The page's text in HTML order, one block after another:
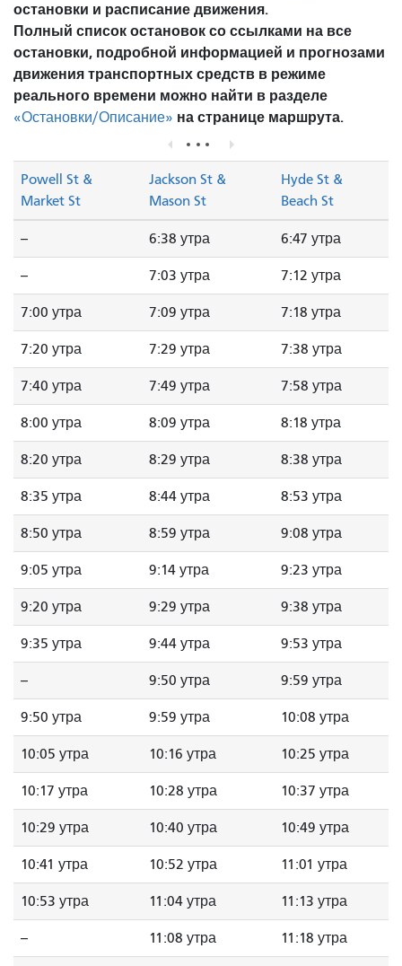
остановки и расписание движения.
Полный список остановок со ссылками на все
остановки, подробной информацией и прогнозами
движения транспортных средств в режиме
реального времени можно найти в разделе
«Остановки/Описание» на странице маршрута.
Powell St &
Market St
Jackson St &
Mason St
Hyde St &
Beach St
-- 6:38 утра 6:47 утра
-- 7:03 утра 7:12 утра
7:00 утра 7:09 утра 7:18 утра
7:20 утра 7:29 утра 7:38 утра
7:40 утра 7:49 утра 7:58 утра
8:00 утра 8:09 утра 8:18 утра
8:20 утра 8:29 утра 8:38 утра
8:35 утра 8:44 утра 8:53 утра
8:50 утра 8:59 утра 9:08 утра
9:05 утра 9:14 утра 9:23 утра
9:20 утра 9:29 утра 9:38 утра
9:35 утра 9:44 утра 9:53 утра
-- 9:50 утра 9:59 утра
9:50 утра 9:59 утра 10:08 утра
10:05 утра 10:16 утра 10:25 утра
10:17 утра 10:28 утра 10:37 утра
10:29 утра 10:40 утра 10:49 утра
10:41 утра 10:52 утра 11:01 утра
10:53 утра 11:04 утра 11:13 утра
-- 11:08 утра 11:18 утра